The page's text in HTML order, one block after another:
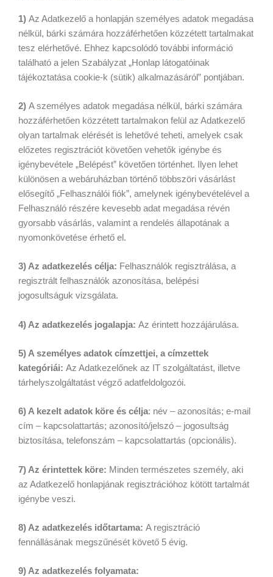
1) Az Adatkezelő a honlapján személyes adatok megadása
nélkül, bárki számára hozzáférhetően közzétett tartalmakat
tesz elérhetővé. Ehhez kapcsolódó további információ
található a jelen Szabályzat „Honlap látogatóinak
tájékoztatása cookie-k (sütik) alkalmazásáról” pontjában.
2) A személyes adatok megadása nélkül, bárki számára
hozzáférhetően közzétett tartalmakon felül az Adatkezelő
olyan tartalmak elérését is lehetővé teheti, amelyek csak
előzetes regisztrációt követően vehetők igénybe és
igénybevétele „Belépést” követően történhet. Ilyen lehet
különösen a webáruházban történő többszöri vásárlást
elősegítő „Felhasználói fiók”, amelynek igénybevételével a
Felhasználó részére kevesebb adat megadása révén
gyorsabb vásárlás, valamint a rendelés állapotának a
nyomonkövetése érhető el.
3) Az adatkezelés célja: Felhasználók regisztrálása, a
regisztrált felhasználók azonosítása, belépési
jogosultságuk vizsgálata.
4) Az adatkezelés jogalapja: Az érintett hozzájárulása.
5) A személyes adatok címzettjei, a címzettek
kategóriái: Az Adatkezelőnek az IT szolgáltatást, illetve
tárhelyszolgáltatást végző adatfeldolgozói.
6) A kezelt adatok köre és célja: név – azonosítás; e-mail
cím – kapcsolattartás; azonosító/jelszó – jogosultság
biztosítása, telefonszám – kapcsolattartás (opcionális).
7) Az érintettek köre: Minden természetes személy, aki
az Adatkezelő honlapjának regisztrációhoz kötött tartalmát
igénybe veszi.
8) Az adatkezelés időtartama: A regisztráció
fennállásának megszűnését követő 5 évig.
9) Az adatkezelés folyamata: